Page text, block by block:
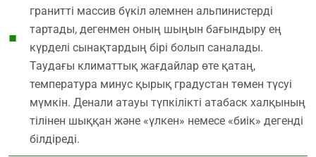
гранитті массив бүкіл әлемнен альпинистерді
тартады, дегенмен оның шыңын бағындыру ең
күрделі сынақтардың бірі болып саналады.
Таудағы климаттық жағдайлар өте қатаң,
температура минус қырық градустан төмен түсуі
мүмкін. Денали атауы түпкілікті атабаск халқының
тілінен шыққан және «үлкен» немесе «биік» дегенді
білдіреді.